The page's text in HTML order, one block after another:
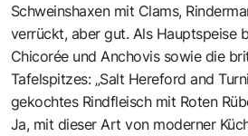
Schweinshaxen mit Clams,
verrückt, aber gut. Als Hauptspeise
Chicorée und Anchovis sowie die
Tafelspitzes: „Salt Hereford and
gekochtes Rindfleisch mit Roten
Ja, mit dieser Art von moderner